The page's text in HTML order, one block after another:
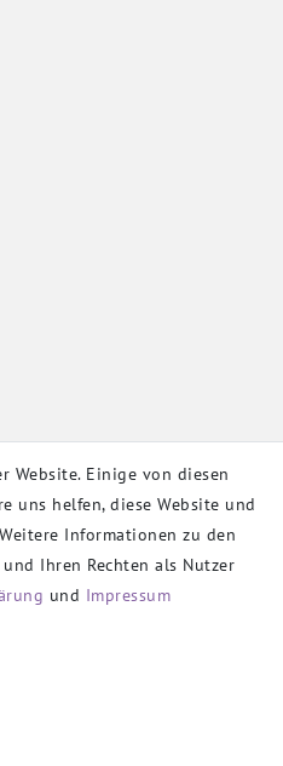
Website. Einige von diesen
uns helfen, diese Website und
Informationen zu den
Ihren Rechten als Nutzer
und Impressum